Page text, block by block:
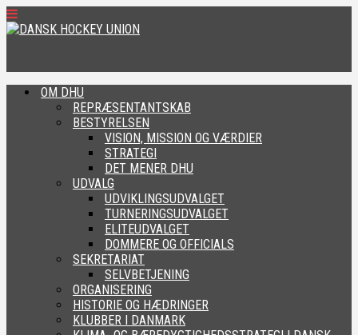
OM DHU
REPRÆSENTANTSKAB
BESTYRELSEN
VISION, MISSION OG VÆRDIER
STRATEGI
DET MENER DHU
UDVALG
UDVIKLINGSUDVALGET
TURNERINGSUDVALGET
ELITEUDVALGET
DOMMERE OG OFFICIALS
SEKRETARIAT
SELVBETJENING
ORGANISERING
HISTORIE OG HÆDRINGER
KLUBBER I DANMARK